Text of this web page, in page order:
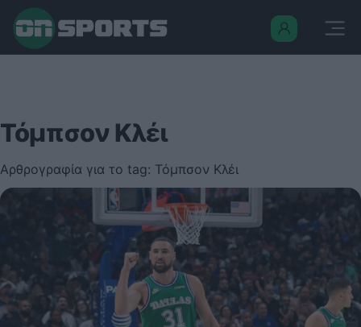
Τόμπσον Κλέι
Αρθρογραφία για το tag: Τόμπσον Κλέι